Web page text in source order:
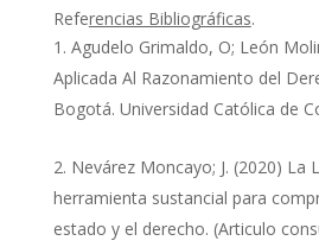
Referencias Bibliográficas.
Agudelo Grimaldo, O; León
Aplicada Al Razonamiento del
Bogotá. Universidad Católica de
Nevárez Moncayo; J. (2020) La
herramienta sustancial para
estado y el derecho. (Articulo